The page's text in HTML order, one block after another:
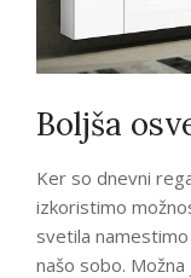
Boljša
Ker so dnevni
izkoristimo
svetila
našo sobo.